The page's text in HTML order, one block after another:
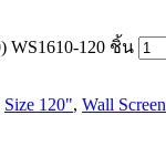
WS1610-120 ชิ้น
Size 120", Wall Screen